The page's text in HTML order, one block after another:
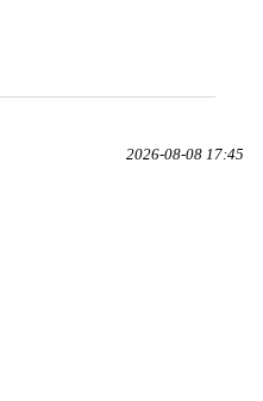
2026-08-08 17:45